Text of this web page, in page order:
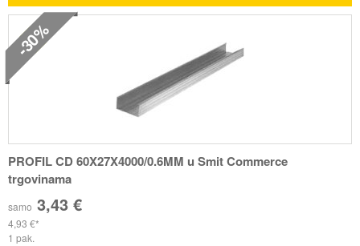
-30%
PROFIL CD 60X27X4000/0.6MM u Smit Commerce
trgovinama
samo 3,43 €
4,93 €
1 pak.